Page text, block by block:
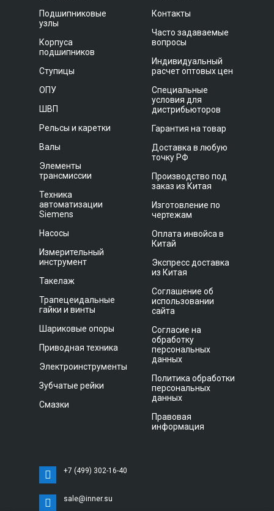
Подшипниковые
узлы
Корпуса
подшипников
Ступицы
ОПУ
ШВП
Рельсы и каретки
Валы
Элементы
трансмиссии
Техника
автоматизации
Siemens
Насосы
Измерительный
инструмент
Такелаж
Трапецеидальные
гайки и винты
Шариковые опоры
Приводная техника
Электроинструменты
Зубчатые рейки
Смазки
Контакты
Часто задаваемые
вопросы
Индивидуальный
расчет оптовых цен
Специальные
условия для
дистрибьюторов
Гарантия на товар
Доставка в любую
точку РФ
Производство под
заказ из Китая
Изготовление по
чертежам
Оплата инвойса в
Китай
Экспресс доставка
из Китая
Соглашение об
использовании
сайта
Согласие на
обработку
персональных
данных
Политика обработки
персональных
данных
Правовая
информация
+7 (499) 302-16-40
sale@inner.su